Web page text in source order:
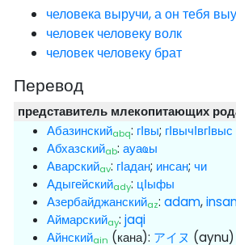
человека выручи, а он тебя
человек человеку волк
человек человеку брат
Перевод
представитель млекопитающих
Абазинскийabq: гӀвы; гӀвычӀвгӀвыс
Абхазскийab:ауаҩы
Аварскийav: гӀадан; инсан;чи
Адыгейскийady: цӀыфы
Азербайджанскийaz:adam,
Аймарскийay:jaqi
Айнскийain (кана): アイヌ (aynu)